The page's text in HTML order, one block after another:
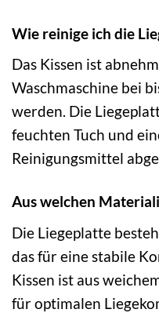
Wie reinige ich die
Das Kissen ist
Waschmaschine bei
werden. Die
feuchten Tuch und
Reinigungsmittel
Aus welchen
Die Liegeplatte
das für eine stabile
Kissen ist aus
für optimalen